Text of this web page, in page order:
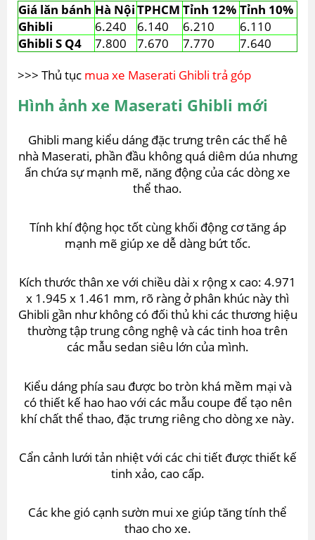
Giá lăn bánh Hà NộiTPHCM Tỉnh 12% Tỉnh 10%
Ghibli
6.240 6.140 6.210
6.110
Ghibli S Q4
7.800 7.670 7.770
7.640
>>> Thủ tục mua xe Maserati Ghibli trả góp
Hình ảnh xe Maserati Ghibli mới
Ghibli mang kiểu dáng đặc trưng trên các thế hê
nhà Maserati, phần đầu không quá diêm dúa nhưng
ấn chứa sự mạnh mẽ, năng động của các dòng xe
thể thao.
Tính khí động học tốt cùng khối động cơ tăng áp
mạnh mẽ giúp xe dễ dàng bứt tốc.
Kích thước thân xe với chiều dài x rộng x cao: 4.971
x 1.945 x 1.461 mm, rõ ràng ở phân khúc này thì
Ghibli gần như không có đối thủ khi các thương hiệu
thường tập trung công nghệ và các tinh hoa trên
các mẫu sedan siêu lớn của mình.
Kiểu dáng phía sau được bo tròn khá mềm mại và
có thiết kế hao hao với các mẫu coupe để tạo nên
khí chất thể thao, đặc trưng riêng cho dòng xe này.
Cẩn cảnh lưới tản nhiệt với các chi tiết được thiết kế
tinh xảo, cao cấp.
Các khe gió cạnh sườn mui xe giúp tăng tính thể
thao cho xe.